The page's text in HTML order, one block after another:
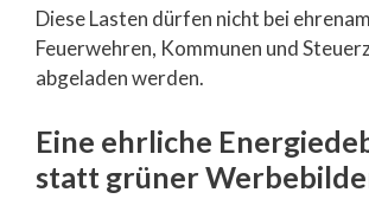
Diese Lasten dürfen nicht bei
Feuerwehren, Kommunen und
abgeladen werden.
Eine ehrliche
statt grüner